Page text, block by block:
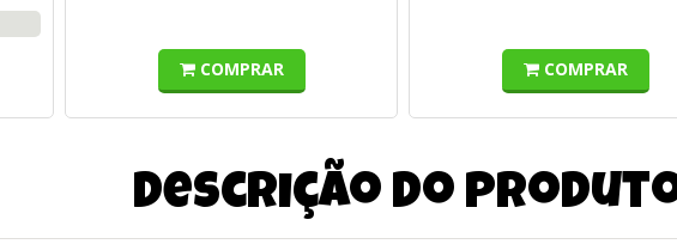
COMPRAR COMPRAR
Descrição do